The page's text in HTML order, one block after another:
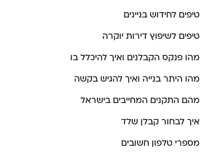
טיפים לחידוש בניינים
טיפים לשיפוץ דירות יוקרה
מהו פנקס הקבלנים ואיך להיכלל בו
מהו היתר בנייה ואיך להגיש בקשה
מהם התקנים המחייבים בישראל
איך לבחור קבלן שלד
מספרי טלפון חשובים